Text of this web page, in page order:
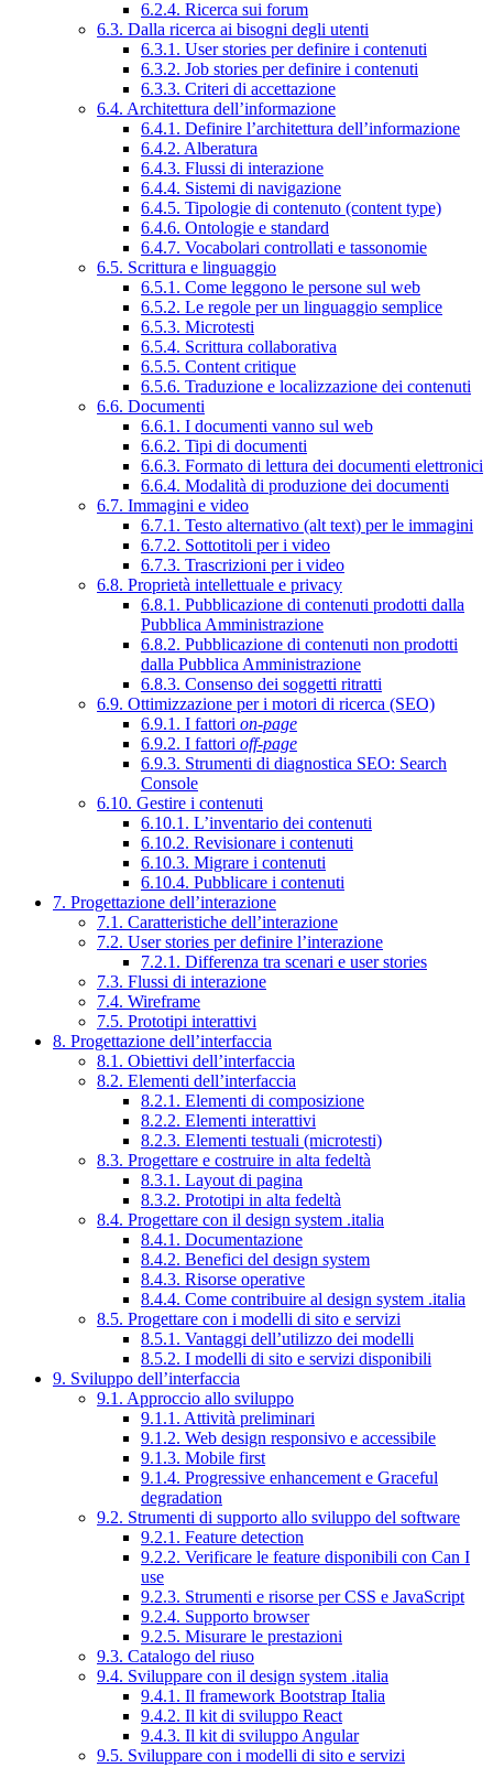
6.2.4. Ricerca sui forum
6.3. Dalla ricerca ai bisogni degli utenti
6.3.1. User stories per definire i contenuti
6.3.2. Job stories per definire i contenuti
6.3.3. Criteri di accettazione
6.4. Architettura dell’informazione
6.4.1. Definire l’architettura dell’informazione
6.4.2. Alberatura
6.4.3. Flussi di interazione
6.4.4. Sistemi di navigazione
6.4.5. Tipologie di contenuto (content type)
6.4.6. Ontologie e standard
6.4.7. Vocabolari controllati e tassonomie
6.5. Scrittura e linguaggio
6.5.1. Come leggono le persone sul web
6.5.2. Le regole per un linguaggio semplice
6.5.3. Microtesti
6.5.4. Scrittura collaborativa
6.5.5. Content critique
6.5.6. Traduzione e localizzazione dei contenuti
6.6. Documenti
6.6.1. I documenti vanno sul web
6.6.2. Tipi di documenti
6.6.3. Formato di lettura dei documenti elettronici
6.6.4. Modalità di produzione dei documenti
6.7. Immagini e video
6.7.1. Testo alternativo (alt text) per le immagini
6.7.2. Sottotitoli per i video
6.7.3. Trascrizioni per i video
6.8. Proprietà intellettuale e privacy
6.8.1. Pubblicazione di contenuti prodotti dalla
Pubblica Amministrazione
6.8.2. Pubblicazione di contenuti non prodotti
dalla Pubblica Amministrazione
6.8.3. Consenso dei soggetti ritratti
6.9. Ottimizzazione per i motori di ricerca (SEO)
6.9.1. I fattori on-page
6.9.2. I fattori off-page
6.9.3. Strumenti di diagnostica SEO: Search
Console
6.10. Gestire i contenuti
6.10.1. L’inventario dei contenuti
6.10.2. Revisionare i contenuti
6.10.3. Migrare i contenuti
6.10.4. Pubblicare i contenuti
7. Progettazione dell’interazione
7.1. Caratteristiche dell’interazione
7.2. User stories per definire l’interazione
7.2.1. Differenza tra scenari e user stories
7.3. Flussi di interazione
7.4. Wireframe
7.5. Prototipi interattivi
8. Progettazione dell’interfaccia
8.1. Obiettivi dell’interfaccia
8.2. Elementi dell’interfaccia
8.2.1. Elementi di composizione
8.2.2. Elementi interattivi
8.2.3. Elementi testuali (microtesti)
8.3. Progettare e costruire in alta fedeltà
8.3.1. Layout di pagina
8.3.2. Prototipi in alta fedeltà
8.4. Progettare con il design system .italia
8.4.1. Documentazione
8.4.2. Benefici del design system
8.4.3. Risorse operative
8.4.4. Come contribuire al design system .italia
8.5. Progettare con i modelli di sito e servizi
8.5.1. Vantaggi dell’utilizzo dei modelli
8.5.2. I modelli di sito e servizi disponibili
9. Sviluppo dell’interfaccia
9.1. Approccio allo sviluppo
9.1.1. Attività preliminari
9.1.2. Web design responsivo e accessibile
9.1.3. Mobile first
9.1.4. Progressive enhancement e Graceful
degradation
9.2. Strumenti di supporto allo sviluppo del software
9.2.1. Feature detection
9.2.2. Verificare le feature disponibili con Can I
use
9.2.3. Strumenti e risorse per CSS e JavaScript
9.2.4. Supporto browser
9.2.5. Misurare le prestazioni
9.3. Catalogo del riuso
9.4. Sviluppare con il design system .italia
9.4.1. Il framework Bootstrap Italia
9.4.2. Il kit di sviluppo React
9.4.3. Il kit di sviluppo Angular
9.5. Sviluppare con i modelli di sito e servizi